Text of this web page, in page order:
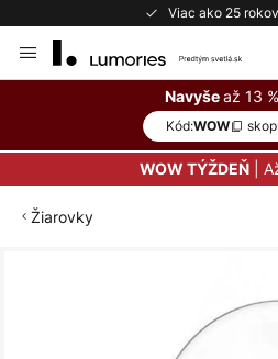
Viac ako 25
to
Navyšeaž 13
Kód:WOW
WOW TÝŽDEŇ|
Žiarovky